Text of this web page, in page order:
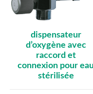
dispensateur
d’oxygène avec
raccord et
connexion pour eau
stérilisée